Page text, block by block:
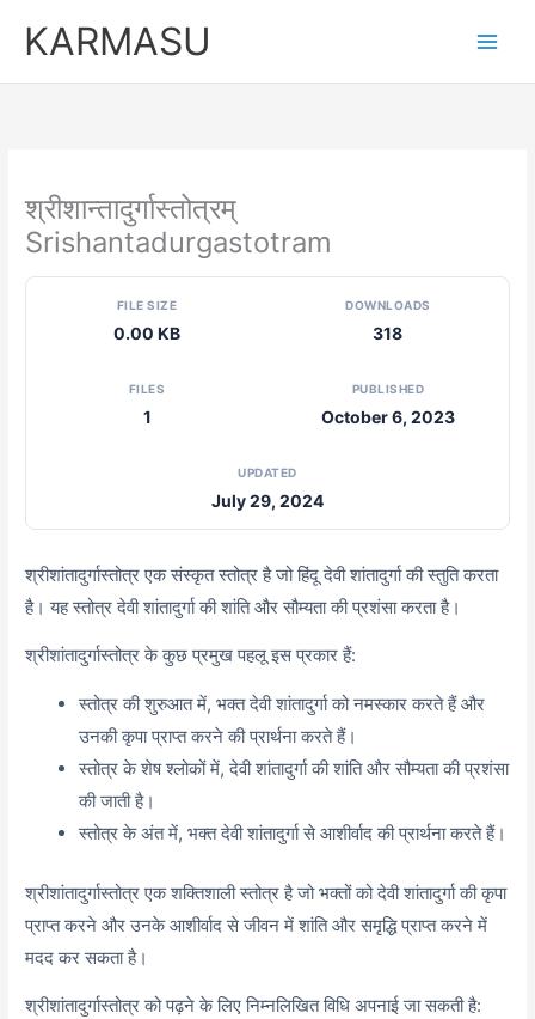
KARMASU
श्रीशान्तादुर्गास्तोत्रम्
Srishantadurgastotram
FILE SIZE
0.00 KB
DOWNLOADS
318
FILES
1
PUBLISHED
October 6, 2023
UPDATED
July 29, 2024
श्रीशांतादुर्गास्तोत्र एक संस्कृत स्तोत्र है जो हिंदू देवी शांतादुर्गा की स्तुति करता
है। यह स्तोत्र देवी शांतादुर्गा की शांति और सौम्यता की प्रशंसा करता है।
श्रीशांतादुर्गास्तोत्र के कुछ प्रमुख पहलू इस प्रकार हैं:
स्तोत्र की शुरुआत में, भक्त देवी शांतादुर्गा को नमस्कार करते हैं और
उनकी कृपा प्राप्त करने की प्रार्थना करते हैं।
स्तोत्र के शेष श्लोकों में, देवी शांतादुर्गा की शांति और सौम्यता की प्रशंसा
की जाती है।
स्तोत्र के अंत में, भक्त देवी शांतादुर्गा से आशीर्वाद की प्रार्थना करते हैं।
श्रीशांतादुर्गास्तोत्र एक शक्तिशाली स्तोत्र है जो भक्तों को देवी शांतादुर्गा की कृपा
प्राप्त करने और उनके आशीर्वाद से जीवन में शांति और समृद्धि प्राप्त करने में
मदद कर सकता है।
श्रीशांतादुर्गास्तोत्र को पढ़ने के लिए निम्नलिखित विधि अपनाई जा सकती है: